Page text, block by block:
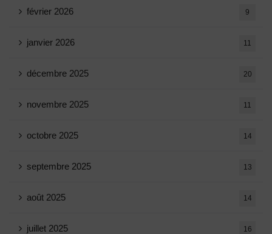
février 2026 9
janvier 2026 11
décembre 2025 20
novembre 2025 11
octobre 2025 14
septembre 2025 13
août 2025 14
juillet 2025 16